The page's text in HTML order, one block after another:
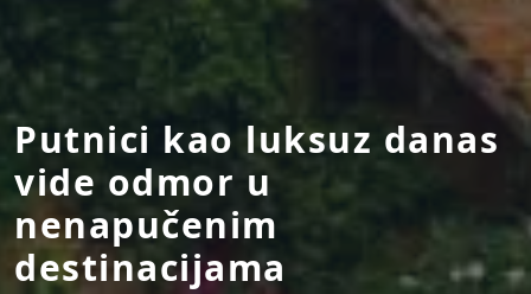
Putnici kao luksuz danas
vide odmor u
nenapučenim
destinacijama